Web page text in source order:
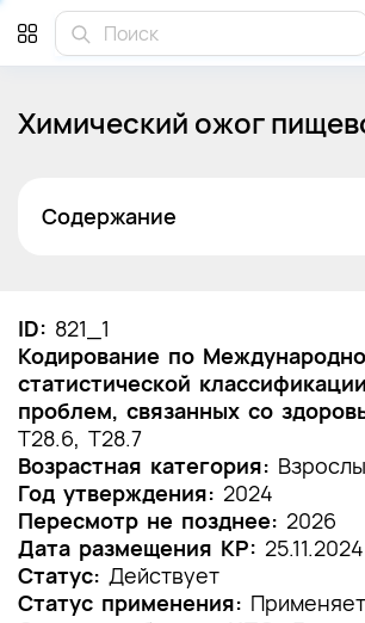
Химический ожог
Содержание
1. Краткая информация по
состоянию (группы заболеваний
состояний)
1.1 Определение заболевания или
(группы заболеваний или
1.2 Этиология и патогенез
состояния (группы заболеваний или
состояний)
ID: 821_1
Кодирование по
статистической
проблем, связанных со
T28.6, T28.7
Возрастная категория:
Год утверждения: 2024
Пересмотр не позднее: 2026
Дата размещения КР: 25.11.2024
Статус: Действует
Статус применения: